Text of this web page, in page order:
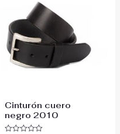
Cinturón cuero
negro 2010